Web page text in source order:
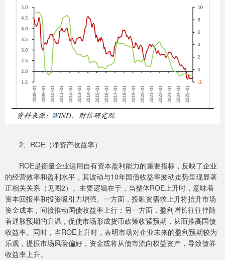
2、ROE（净资产收益率）
ROE是衡量企业运用自有资本盈利能力的重要指标，反映了企业
的经营效率和盈利水平，其波动与10年国债收益率波动走势呈现显著
正相关关系（见图2）。主要逻辑在于，当整体ROE上升时，意味着
资本回报率和投资吸引力增强。一方面，投融资需求上升将抬升市场
资金成本，间接推动国债收益率上行；另一方面，盈利增长往往伴随
着通胀预期的升温，促使市场形成货币政策收紧预期，从而推高国债
收益率。同时，当ROE上升时，表明市场对企业未来的盈利预期较为
乐观，提振市场风险偏好，资金或将从债市流向权益资产，导致债券
收益率上升。